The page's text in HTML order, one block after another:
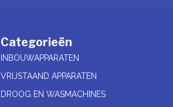
Categorieën
INBOUWAPPARATEN
VRIJSTAAND APPARATEN
DROOG EN WASMACHINES